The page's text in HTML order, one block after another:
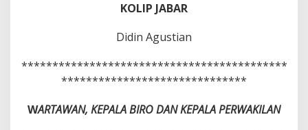
KOLIP JABAR
Didin Agustian
*******************************************
******************************
WARTAWAN, KEPALA BIRO DAN KEPALA PERWAKILAN